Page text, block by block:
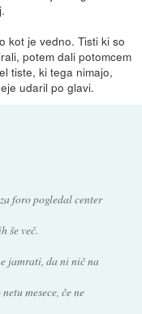
kot je vedno. Tisti ki so
potem dali potomcem
tiste, ki tega nimajo,
udaril po glavi.
foro pogledal center
še več.
jamrati, da ni nič na
mesece, če ne